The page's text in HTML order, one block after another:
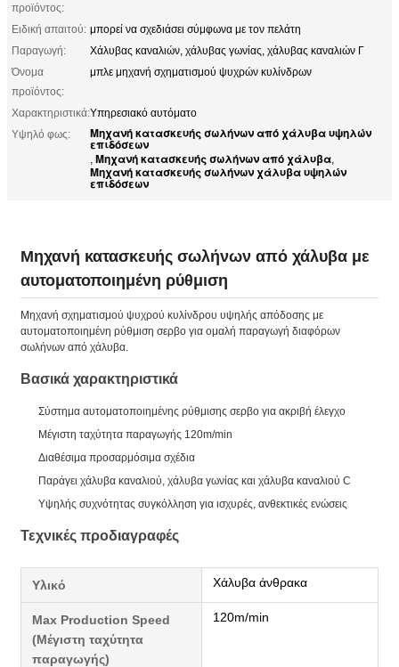
προϊόντος:
Ειδική απαιτού: μπορεί να σχεδιάσει σύμφωνα με τον πελάτη
Παραγωγή:
Χάλυβας καναλιών, χάλυβας γωνίας, χάλυβας καναλιών Γ
Όνομα
προϊόντος:
μπλε μηχανή σχηματισμού ψυχρών κυλίνδρων
Χαρακτηριστικά:Υπηρεσιακό αυτόματο
Υψηλό φως:
Μηχανή κατασκευής σωλήνων από χάλυβα υψηλών
επιδόσεων
, Μηχανή κατασκευής σωλήνων από χάλυβα,
Μηχανή κατασκευής σωλήνων χάλυβα υψηλών
επιδόσεων
Μηχανή κατασκευής σωλήνων από χάλυβα με
αυτοματοποιημένη ρύθμιση
Μηχανή σχηματισμού ψυχρού κυλίνδρου υψηλής απόδοσης με
αυτοματοποιημένη ρύθμιση σερβο για ομαλή παραγωγή διαφόρων
σωλήνων από χάλυβα.
Βασικά χαρακτηριστικά
Σύστημα αυτοματοποιημένης ρύθμισης σερβο για ακριβή έλεγχο
Μέγιστη ταχύτητα παραγωγής 120m/min
Διαθέσιμα προσαρμόσιμα σχέδια
Παράγει χάλυβα καναλιού, χάλυβα γωνίας και χάλυβα καναλιού C
Υψηλής συχνότητας συγκόλληση για ισχυρές, ανθεκτικές ενώσεις
Τεχνικές προδιαγραφές
Υλικό Χάλυβα άνθρακα
Max Production Speed
(Μέγιστη ταχύτητα
παραγωγής)
120m/min